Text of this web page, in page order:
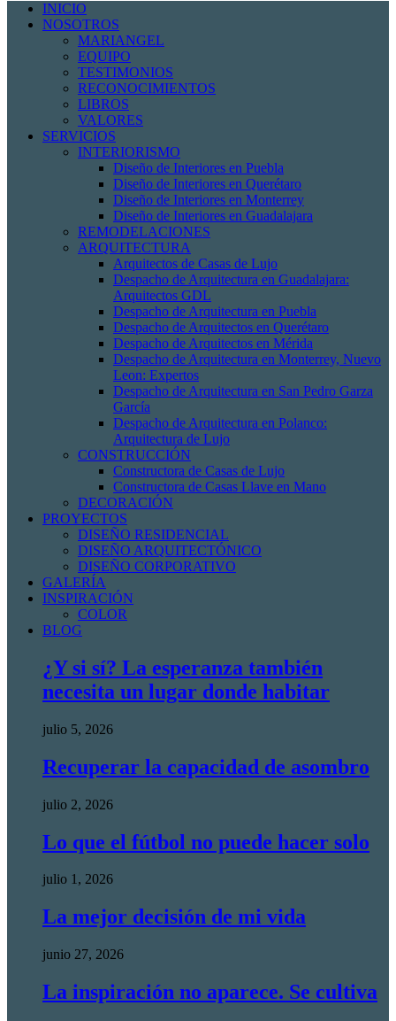
INICIO
NOSOTROS
MARIANGEL
EQUIPO
TESTIMONIOS
RECONOCIMIENTOS
LIBROS
VALORES
SERVICIOS
INTERIORISMO
Diseño de Interiores en Puebla
Diseño de Interiores en Querétaro
Diseño de Interiores en Monterrey
Diseño de Interiores en Guadalajara
REMODELACIONES
ARQUITECTURA
Arquitectos de Casas de Lujo
Despacho de Arquitectura en Guadalajara:
Arquitectos GDL
Despacho de Arquitectura en Puebla
Despacho de Arquitectos en Querétaro
Despacho de Arquitectos en Mérida
Despacho de Arquitectura en Monterrey, Nuevo
Leon: Expertos
Despacho de Arquitectura en San Pedro Garza
García
Despacho de Arquitectura en Polanco:
Arquitectura de Lujo
CONSTRUCCIÓN
Constructora de Casas de Lujo
Constructora de Casas Llave en Mano
DECORACIÓN
PROYECTOS
DISEÑO RESIDENCIAL
DISEÑO ARQUITECTÓNICO
DISEÑO CORPORATIVO
GALERÍA
INSPIRACIÓN
COLOR
BLOG
¿Y si sí? La esperanza también
necesita un lugar donde habitar
julio 5, 2026
Recuperar la capacidad de asombro
julio 2, 2026
Lo que el fútbol no puede hacer solo
julio 1, 2026
La mejor decisión de mi vida
junio 27, 2026
La inspiración no aparece. Se cultiva